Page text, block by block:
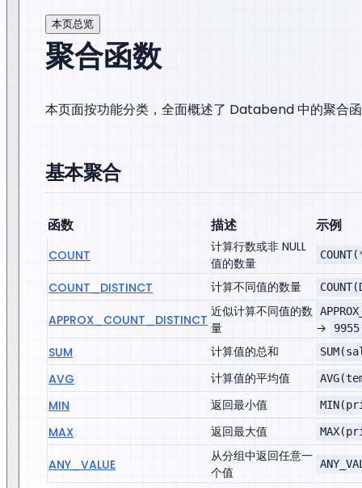
本页总览
聚合函数
本页面按功能分类，全面概述了 Databend 中的聚合
基本聚合
函数 描述 示例
COUNT
计算行数或非 NULL
值的数量
COUNT_DISTINCT 计算不同值的数量
APPROX_COUNT_DISTINCT
近似计算不同值的数
量
→ 9955
SUM 计算值的总和
AVG 计算值的平均值
MIN 返回最小值
MAX 返回最大值
ANY_VALUE
从分组中返回任意一
个值